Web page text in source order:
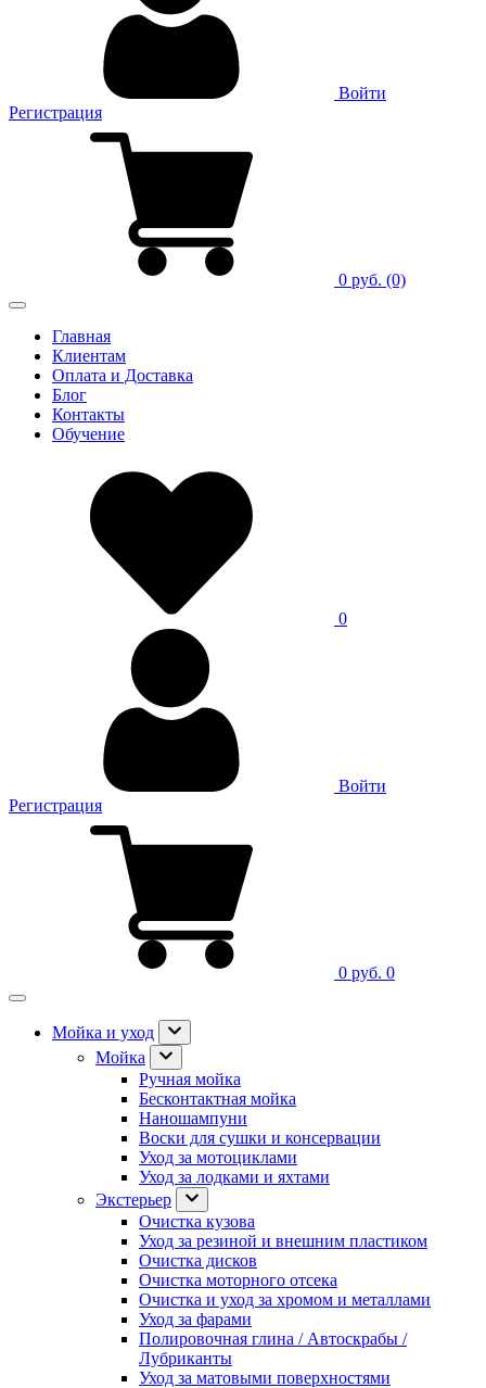
Войти
Регистрация
0 руб. (0)
Главная
Клиентам
Оплата и Доставка
Блог
Контакты
Обучение
0
Войти
Регистрация
0 руб. 0
Мойка и уход
Мойка
Ручная мойка
Бесконтактная мойка
Наношампуни
Воски для сушки и консервации
Уход за мотоциклами
Уход за лодками и яхтами
Экстерьер
Очистка кузова
Уход за резиной и внешним пластиком
Очистка дисков
Очистка моторного отсека
Очистка и уход за хромом и металлами
Уход за фарами
Полировочная глина / Автоскрабы /
Лубриканты
Уход за матовыми поверхностями